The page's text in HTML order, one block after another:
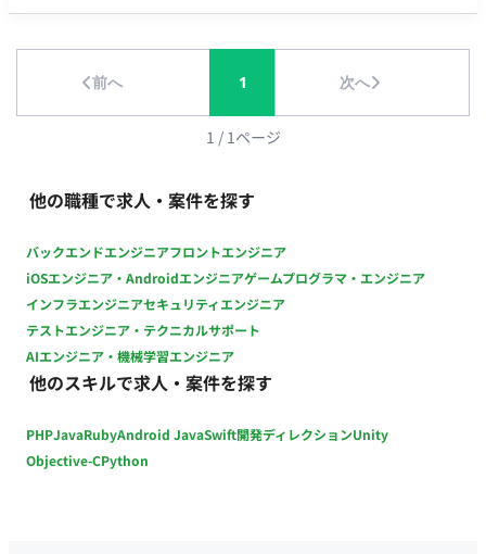
理：GitHub Enterprise Cloud ・コミュニケーション：Slack,
（IntelliJ IDEA, DataGrip, WebStorm）, Github Copilot,
Claude Code ・デザイン環境：Figma ・グループウェア：
Google workspace ・生成AI: Gemini, notebooklm ■配属組織
年齢は３５歳ぐらいのチームです ・一人一人が裁量をもって、
開発を進める組織です ・初めて経験するスキルなどは、ペアプ
・10:00~19:00、平日週5日 ・週3日(月火金)出社、週2日リモー
ト ・PC貸与
前へ 1 次へ
1 / 1ページ
他の職種で求人・案件を探す
バックエンドエンジニアフロントエンジニア
iOSエンジニア・Androidエンジニアゲームプログラマ・エンジニア
インフラエンジニアセキュリティエンジニア
テストエンジニア・テクニカルサポート
AIエンジニア・機械学習エンジニア
他のスキルで求人・案件を探す
PHPJavaRubyAndroid JavaSwift開発ディレクションUnity
Objective-CPython